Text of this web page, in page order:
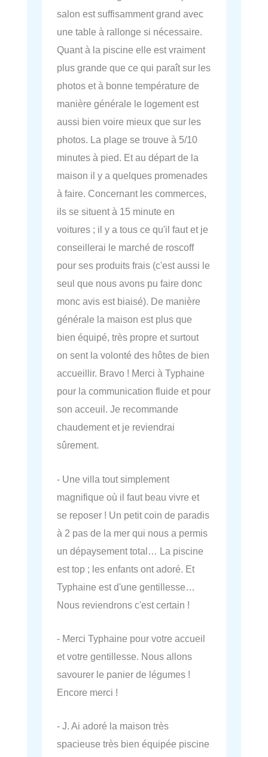
salon est suffisamment grand avec
une table à rallonge si nécessaire.
Quant à la piscine elle est vraiment
plus grande que ce qui paraît sur les
photos et à bonne température de
manière générale le logement est
aussi bien voire mieux que sur les
photos. La plage se trouve à 5/10
minutes à pied. Et au départ de la
maison il y a quelques promenades
à faire. Concernant les commerces,
ils se situent à 15 minute en
voitures ; il y a tous ce qu'il faut et je
conseillerai le marché de roscoff
pour ses produits frais (c'est aussi le
seul que nous avons pu faire donc
monc avis est biaisé). De manière
générale la maison est plus que
bien équipé, très propre et surtout
on sent la volonté des hôtes de bien
accueillir. Bravo ! Merci à Typhaine
pour la communication fluide et pour
son acceuil. Je recommande
chaudement et je reviendrai
sûrement.
- Une villa tout simplement
magnifique où il faut beau vivre et
se reposer ! Un petit coin de paradis
à 2 pas de la mer qui nous a permis
un dépaysement total… La piscine
est top ; les enfants ont adoré. Et
Typhaine est d'une gentillesse…
Nous reviendrons c'est certain !
- Merci Typhaine pour votre accueil
et votre gentillesse. Nous allons
savourer le panier de légumes !
Encore merci !
- J. Ai adoré la maison très
spacieuse très bien équipée piscine